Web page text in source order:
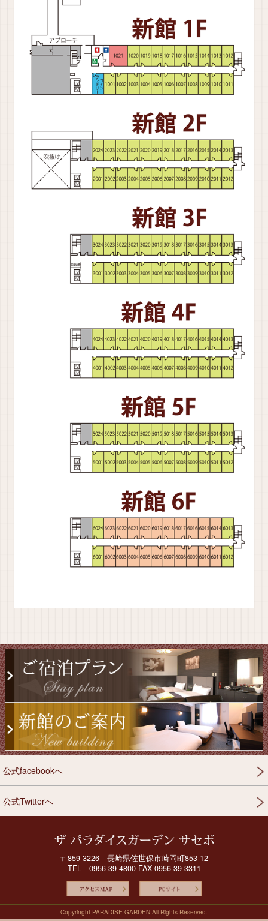
公式facebookへ
公式Twitterへ
〒859-3226 長崎県佐世保市崎岡町853-12
TEL 0956-39-4800 FAX 0956-39-3311
Copyringht PARADISE GARDEN All Rights Reserved.